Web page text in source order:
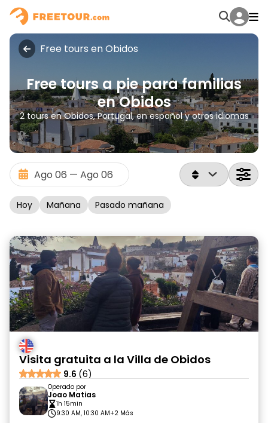
Free tours en Obidos
Free tours a pie para familias
en Obidos
2 tours en Obidos, Portugal, en español y otros idiomas
Hoy Mañana Pasado mañana
Visita gratuita a la Villa de Obidos
9.6 (6)
Operado por
Joao Matias
1h 15min
9:30 AM, 10:30 AM+2 Más